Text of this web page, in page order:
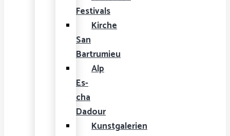
Festivals
Kirche
San
Bartrumieu
Alp
Es-
cha
Dadour
Kunstgalerien